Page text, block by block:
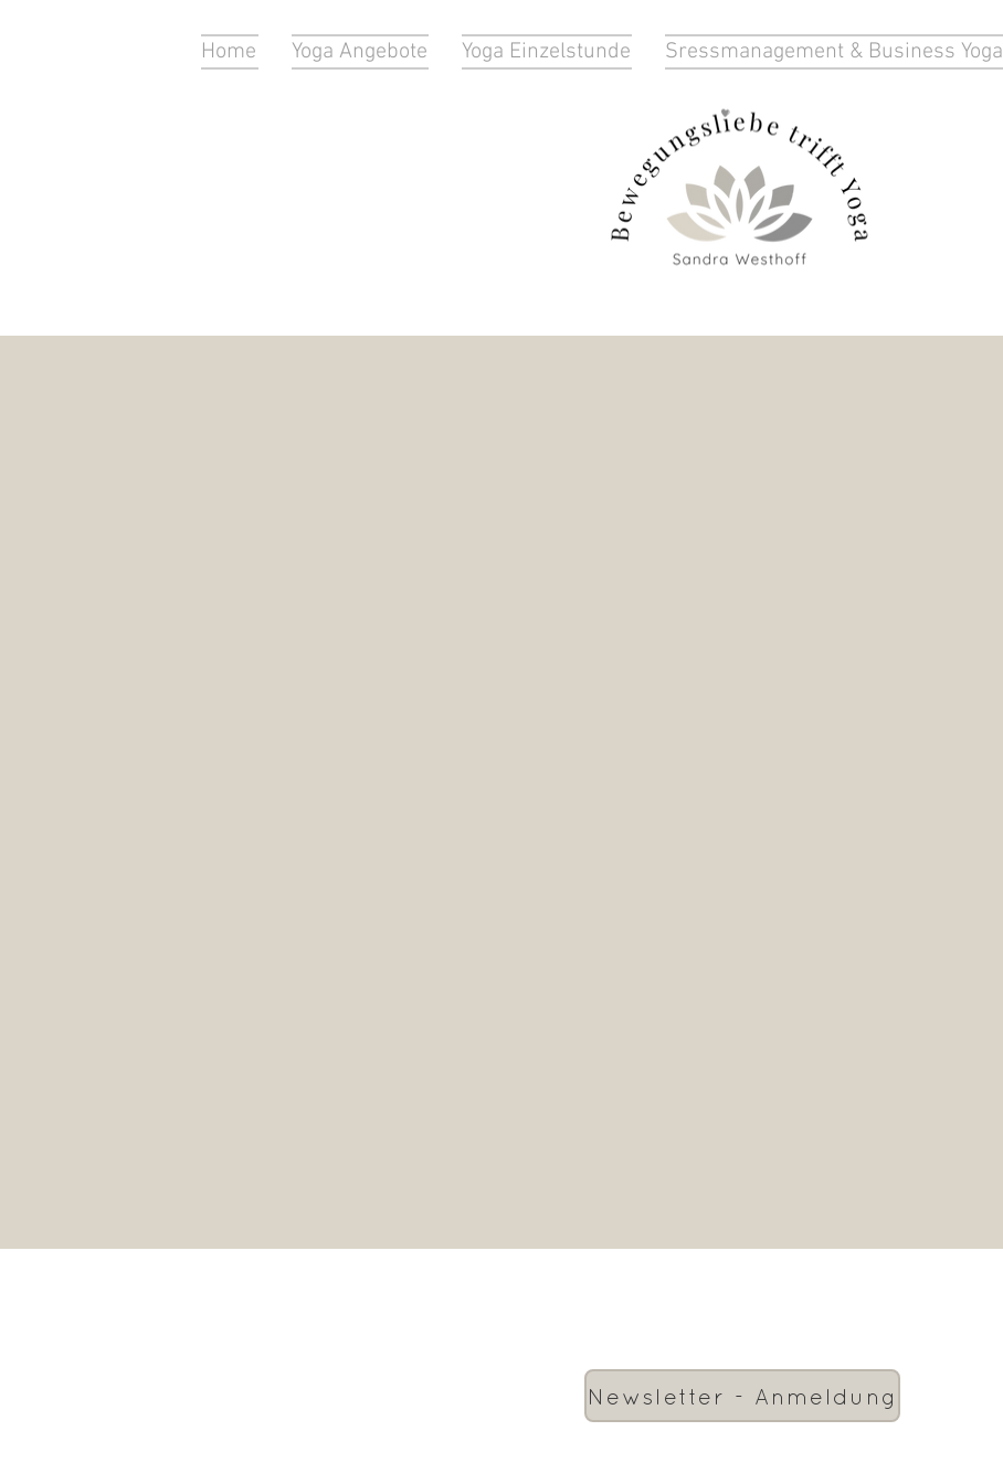
Home Yoga Angebote Yoga Einzelstunde Sressmanagement & Business Yoga
Newsletter - Anmeldung